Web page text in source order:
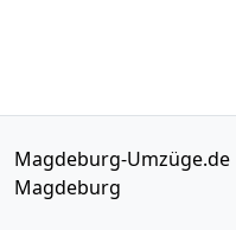
Magdeburg-Umzüge.de
Magdeburg